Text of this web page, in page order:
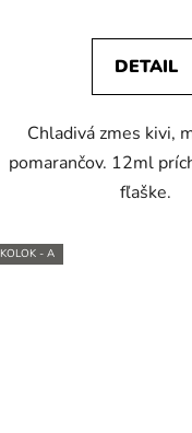
DETAIL
Chladivá zmes kivi,
pomarančov. 12ml
fľaške.
KOLOK - A